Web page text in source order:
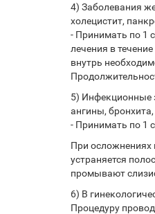
4) Заболевания
холецистит,
- Принимать по 1
лечения в
внутрь
5) Инфекционные
ангины,
- Принимать по 1
При осложнениях
устраняется
промывают
6) В
Процедуру